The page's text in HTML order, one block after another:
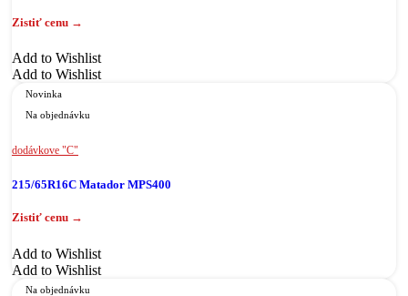
Add to Wishlist
Add to Wishlist
Novinka
Na objednávku
dodávkove "C"
215/65R16C Matador MPS400
Add to Wishlist
Add to Wishlist
Na objednávku